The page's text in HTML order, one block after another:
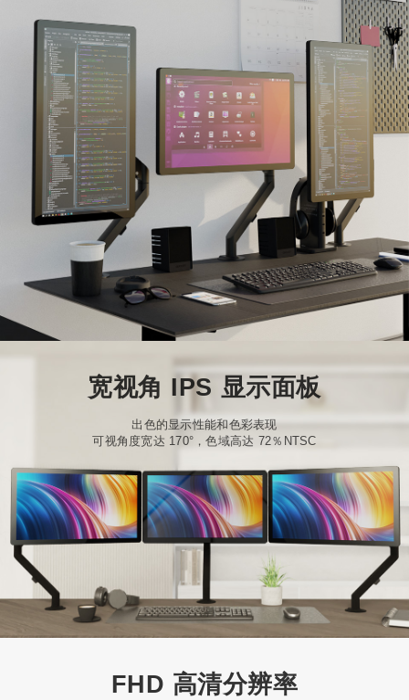
宽视角 IPS 显示面板
出色的显示性能和色彩表现
可视角度宽达 170°，色域高达 72％NTSC
FHD 高清分辨率